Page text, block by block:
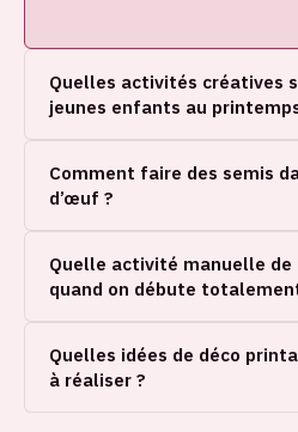
Quelles activités créatives
jeunes enfants au
Comment faire des semis
d’œuf ?
Quelle activité manuelle
quand on débute
Quelles idées de déco
à réaliser ?